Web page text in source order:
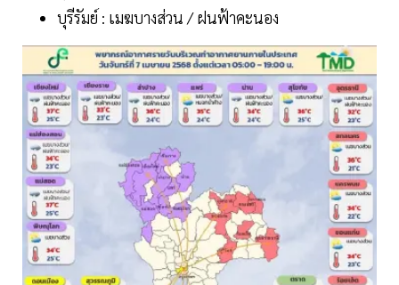
บุรีรัมย์ : เมฆบางส่วน / ฝนฟ้าคะนอง